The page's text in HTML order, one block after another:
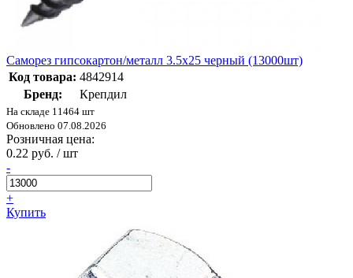
Саморез гипсокартон/металл 3.5х25 черный (13000шт)
Код товара: 4842914
Бренд:
Крепдил
На складе 11464 шт
Обновлено 07.08.2026
Розничная цена:
0.22 руб. / шт
-
+
Купить